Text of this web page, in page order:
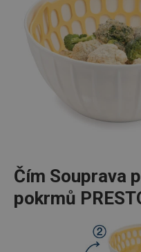
Čím Souprava
pokrmů